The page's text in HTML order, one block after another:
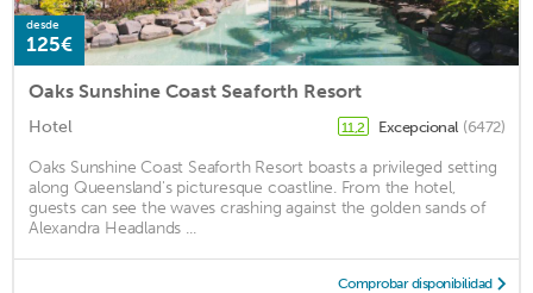
desde
125€
Oaks Sunshine Coast Seaforth Resort
Hotel 11,2 Excepcional (6472)
Oaks Sunshine Coast Seaforth Resort boasts a privileged setting
along Queensland's picturesque coastline. From the hotel,
guests can see the waves crashing against the golden sands of
Alexandra Headlands ...
Comprobar disponibilidad